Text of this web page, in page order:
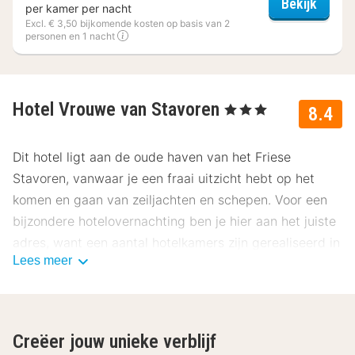
per kamer per nacht
Excl. € 3,50 bijkomende kosten op basis van 2
personen en 1 nacht
Bekijk
8.4
Hotel Vrouwe van Stavoren , 3 Sterren
Dit hotel ligt aan de oude haven van het Friese
Stavoren, vanwaar je een fraai uitzicht hebt op het
komen en gaan van zeiljachten en schepen. Voor een
bijzondere hotelovernachting ben je hier aan het juiste
adres, want een aantal hotelkamers zijn gerealiseerd in
gigantische Zwitserse wijnvaten!
De standaard hotelkamers zijn voorzien van een
Lees meer
Creëer jouw unieke verblijf